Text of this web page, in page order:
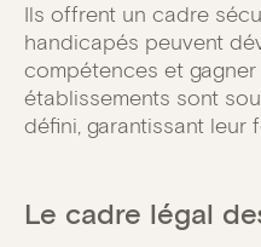
Ils offrent un cadre
handicapés peuvent
compétences et
établissements sont
défini, garantissant leur
Le cadre légal